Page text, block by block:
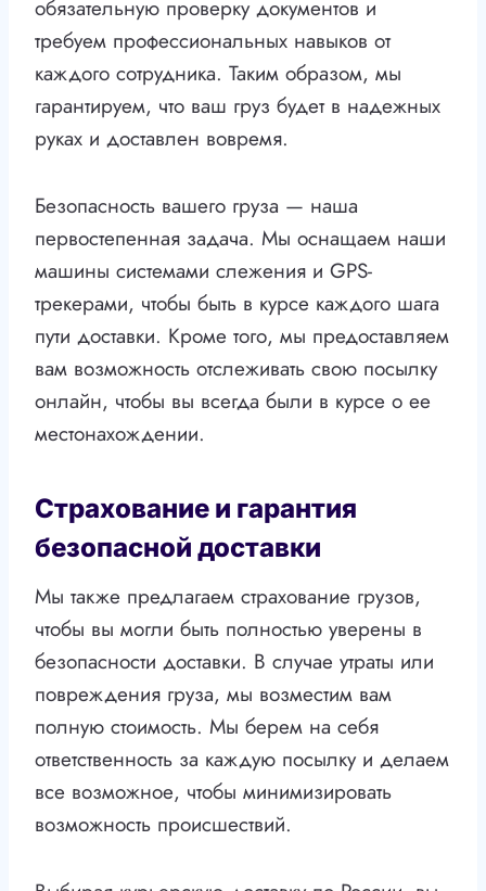
обязательную проверку документов и
требуем профессиональных навыков от
каждого сотрудника. Таким образом, мы
гарантируем, что ваш груз будет в надежных
руках и доставлен вовремя.
Безопасность вашего груза — наша
первостепенная задача. Мы оснащаем наши
машины системами слежения и GPS-
трекерами, чтобы быть в курсе каждого шага
пути доставки. Кроме того, мы предоставляем
вам возможность отслеживать свою посылку
онлайн, чтобы вы всегда были в курсе о ее
местонахождении.
Страхование и гарантия
безопасной доставки
Мы также предлагаем страхование грузов,
чтобы вы могли быть полностью уверены в
безопасности доставки. В случае утраты или
повреждения груза, мы возместим вам
полную стоимость. Мы берем на себя
ответственность за каждую посылку и делаем
все возможное, чтобы минимизировать
возможность происшествий.